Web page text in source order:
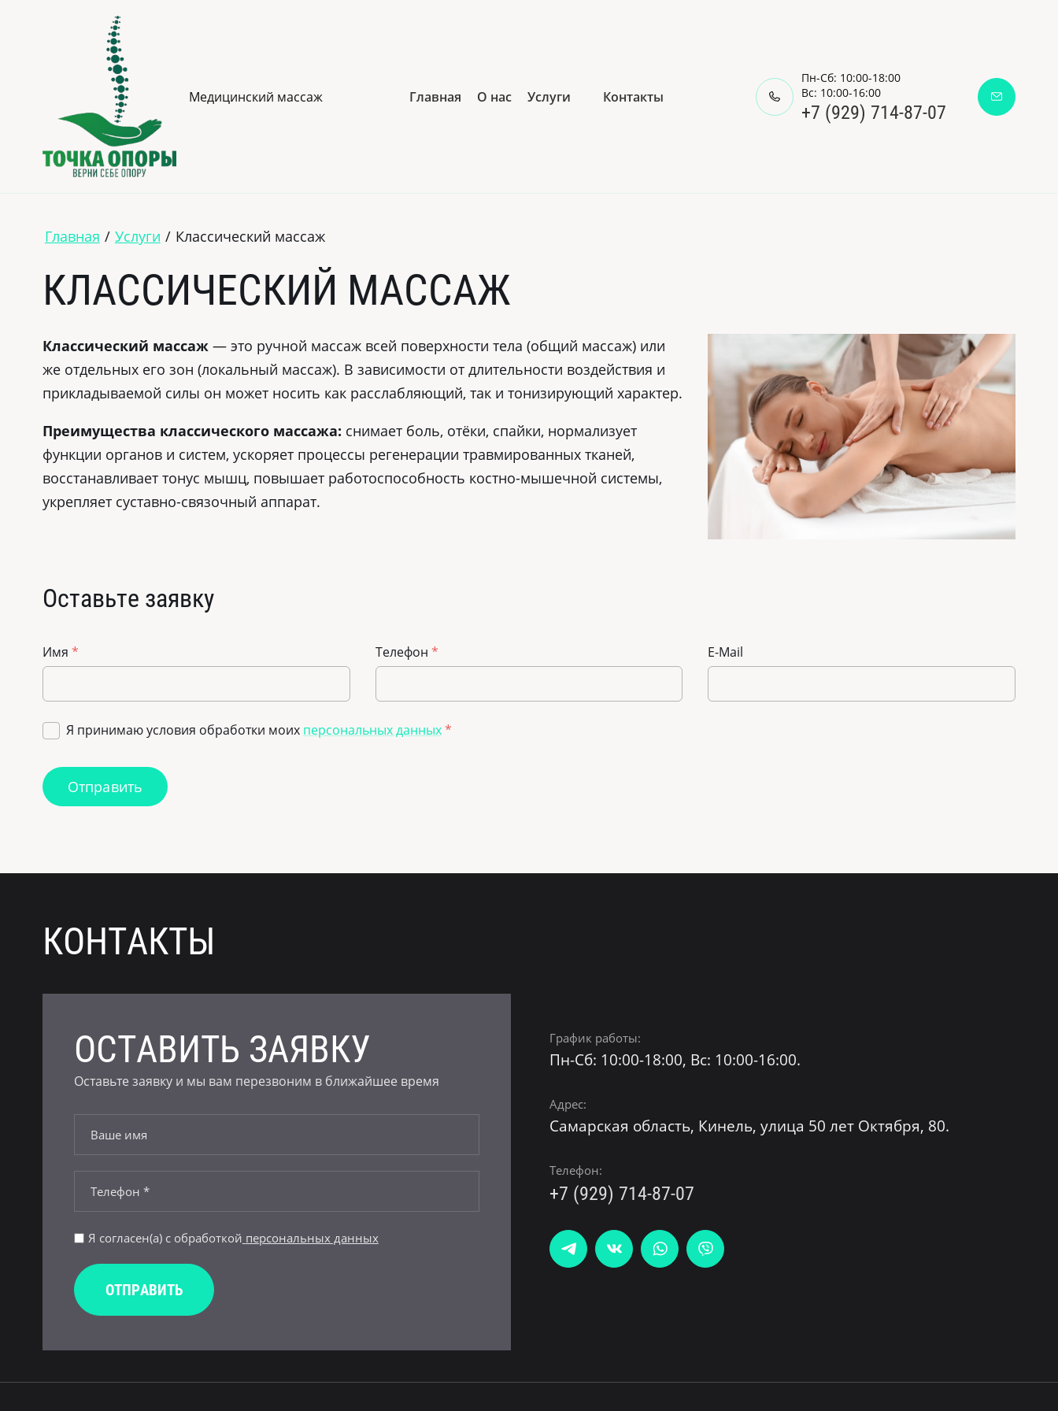
Медицинский массаж Главная О нас Услуги Контакты
Пн-Сб: 10:00-18:00
Вс: 10:00-16:00
+7 (929) 714-87-07
Главная / Услуги / Классический массаж
КЛАССИЧЕСКИЙ МАССАЖ
Классический массаж— это ручной массаж всей поверхности тела (общий массаж) или
же отдельных его зон (локальный массаж). В зависимости от длительности воздействия и
прикладываемой силы он может носить как расслабляющий, так и тонизирующий характер.
Преимущества классического массажа: снимает боль, отёки, спайки, нормализует
функции органов и систем, ускоряет процессы регенерации травмированных тканей,
восстанавливает тонус мышц, повышает работоспособность костно-мышечной системы,
укрепляет суставно-связочный аппарат.
Оставьте заявку
Имя * Телефон * E-Mail
Я принимаю условия обработки моих персональных данных*
Отправить
КОНТАКТЫ
График работы:
Пн-Сб: 10:00-18:00, Вс: 10:00-16:00.
Адрес:
Самарская область, Кинель, улица 50 лет Октября, 80.
Телефон:
+7 (929) 714-87-07
ОСТАВИТЬ ЗАЯВКУ
Оставьте заявку и мы вам перезвоним в ближайшее время
Я согласен(а) с обработкой персональных данных
ОТПРАВИТЬ